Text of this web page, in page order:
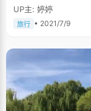
UP主: 婷婷
旅行 • 2021/7/9